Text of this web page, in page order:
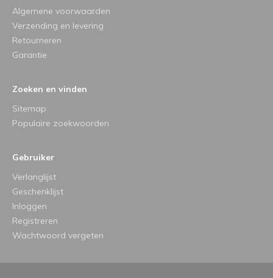
Algemene voorwaarden
Verzending en levering
Retourneren
Garantie
Zoeken en vinden
Sitemap
Populaire zoekwoorden
Gebruiker
Verlanglijst
Geschenklijst
Inloggen
Registreren
Wachtwoord vergeten